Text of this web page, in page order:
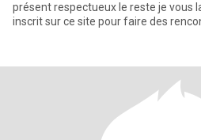
présent respectueux le reste je vous
inscrit sur ce site pour faire des